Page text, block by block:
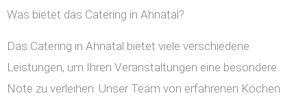
Was bietet das Catering in Ahnatal?
Das Catering in Ahnatal bietet viele verschiedene
Leistungen, um Ihren Veranstaltungen eine besondere
Note zu verleihen. Unser Team von erfahrenen Köchen